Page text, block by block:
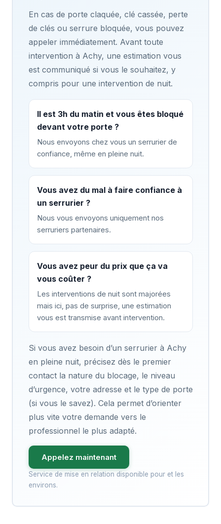
En cas de porte claquée, clé cassée, perte
de clés ou serrure bloquée, vous pouvez
appeler immédiatement. Avant toute
intervention à Achy, une estimation vous
est communiqué si vous le souhaitez, y
compris pour une intervention de nuit.
Il est 3h du matin et vous êtes bloqué
devant votre porte ?
Nous envoyons chez vous un serrurier de
confiance, même en pleine nuit.
Vous avez du mal à faire confiance à
un serrurier ?
Nous vous envoyons uniquement nos
serruriers partenaires.
Vous avez peur du prix que ça va
vous coûter ?
Les interventions de nuit sont majorées
mais ici, pas de surprise, une estimation
vous est transmise avant intervention.
Si vous avez besoin d’un serrurier à Achy
en pleine nuit, précisez dès le premier
contact la nature du blocage, le niveau
d’urgence, votre adresse et le type de porte
(si vous le savez). Cela permet d’orienter
plus vite votre demande vers le
professionnel le plus adapté.
Appelez maintenant
Service de mise en relation disponible pour et les
environs.